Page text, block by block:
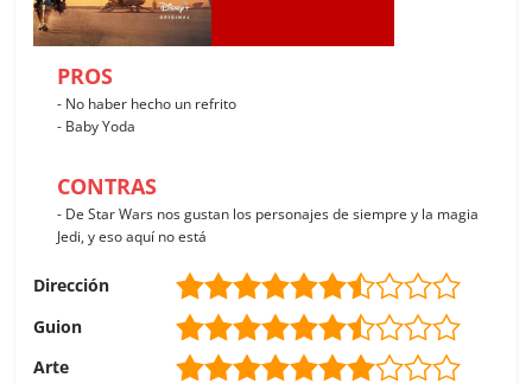
PROS
- No haber hecho un refrito
- Baby Yoda
CONTRAS
- De Star Wars nos gustan los personajes de siempre y la magia
Jedi, y eso aquí no está
Dirección
Guion
Arte